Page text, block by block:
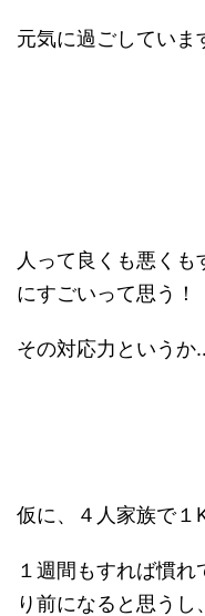
元気に過ごしていま
人って良くも悪く
にすごいって思う！
その対応力という
仮に、４人家族で１
１週間もすれば慣
り前になると思うし、